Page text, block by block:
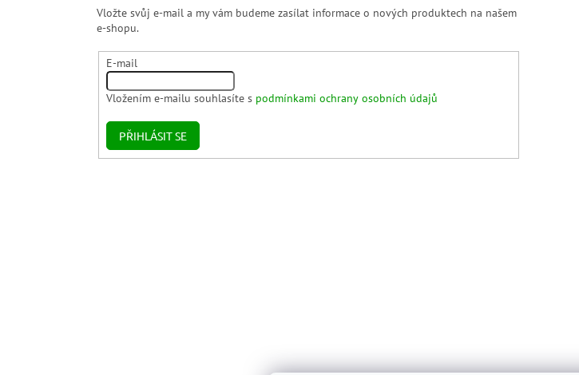
Vložte svůj e-mail a my vám budeme zasílat informace o nových produktech na našem
e-shopu.
E-mail
Vložením e-mailu souhlasíte s podmínkami ochrany osobních údajů
PŘIHLÁSIT SE